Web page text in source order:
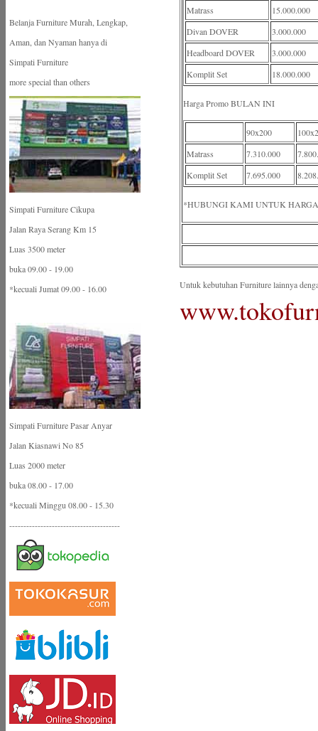
Belanja Furniture Murah, Lengkap,
Aman, dan Nyaman hanya di
Simpati Furniture
more special than others
Simpati Furniture Cikupa
Jalan Raya Serang Km 15
Luas 3500 meter
buka 09.00 - 19.00
*kecuali Jumat 09.00 - 16.00
Simpati Furniture Pasar Anyar
Jalan Kiasnawi No 85
Luas 2000 meter
buka 08.00 - 17.00
*kecuali Minggu 08.00 - 15.30
---------------------------------------
Matrass
15.000.000
Divan DOVER
3.000.000
Headboard DOVER
3.000.000
Komplit Set
18.000.000
Harga Promo BULAN INI
90x200
Matrass
7.310.000
Komplit Set
7.695.000
*HUBUNGI KAMI UNTUK
Untuk kebutuhan Furniture lainnya